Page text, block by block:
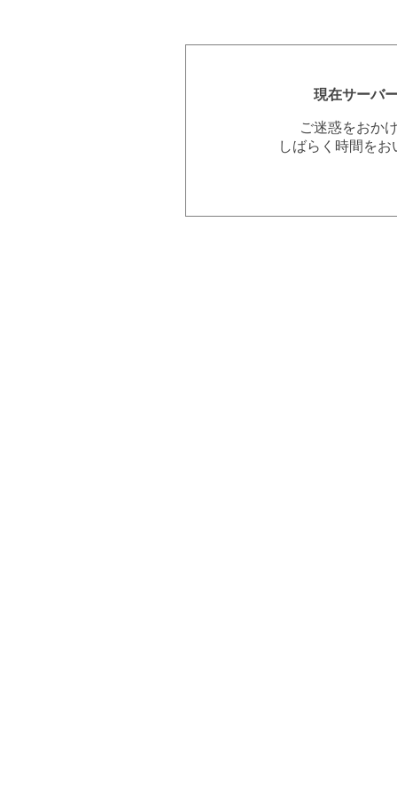
現在サーバ
ご迷惑をおか
しばらく時間を